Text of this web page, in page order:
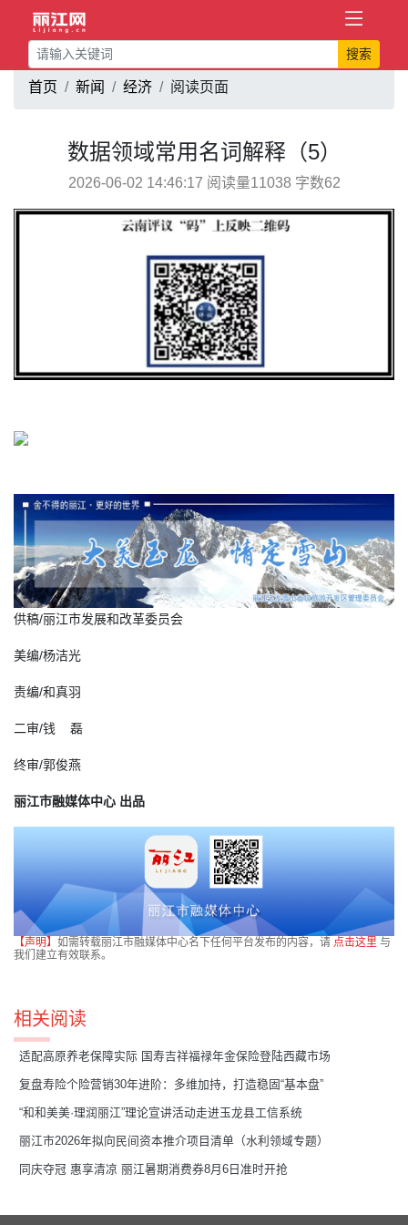
搜索
首页 新闻 经济 阅读页面
数据领域常用名词解释（5）
2026-06-02 14:46:17 阅读量11038 字数62
供稿/丽江市发展和改革委员会
美编/杨洁光
责编/和真羽
二审/钱 磊
终审/郭俊燕
丽江市融媒体中心 出品
【声明】 如需转载丽江市融媒体中心名下任何平台发布的内容，请 点击这里 与
我们建立有效联系。
相关阅读
适配高原养老保障实际 国寿吉祥福禄年金保险登陆西藏市场
复盘寿险个险营销30年进阶：多维加持，打造稳固“基本盘”
“和和美美·理润丽江”理论宣讲活动走进玉龙县工信系统
丽江市2026年拟向民间资本推介项目清单（水利领域专题）
同庆夺冠 惠享清凉 丽江暑期消费券8月6日准时开抢